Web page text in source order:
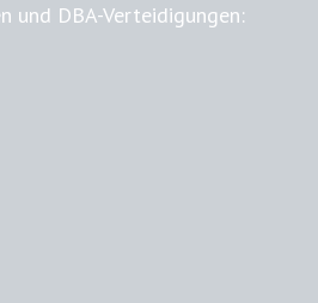
und DBA-Verteidigungen: